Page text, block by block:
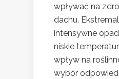
wpływać na
dachu.
intensywne
niskie
wpływ na
wybór